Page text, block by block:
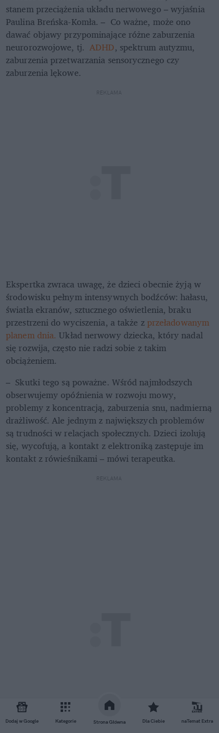
Dodaj w Google Kategorie Strona Główna Dla Ciebie naTemat Extra
stanem przeciążenia układu nerwowego – wyjaśnia
Paulina Breńska-Komła. –  Co ważne, może ono
dawać objawy przypominające różne zaburzenia
neurorozwojowe, tj. ADHD, spektrum autyzmu,
zaburzenia przetwarzania sensorycznego czy
zaburzenia lękowe.
REKLAMA
Ekspertka zwraca uwagę, że dzieci obecnie żyją w
środowisku pełnym intensywnych bodźców: hałasu,
światła ekranów, sztucznego oświetlenia, braku
przestrzeni do wyciszenia, a także z przeładowanym
planem dnia. Układ nerwowy dziecka, który nadal
się rozwija, często nie radzi sobie z takim
obciążeniem.
–  Skutki tego są poważne. Wśród najmłodszych
obserwujemy opóźnienia w rozwoju mowy,
problemy z koncentracją, zaburzenia snu, nadmierną
drażliwość. Ale jednym z największych problemów
są trudności w relacjach społecznych. Dzieci izolują
się, wycofują, a kontakt z elektroniką zastępuje im
kontakt z rówieśnikami – mówi terapeutka.
REKLAMA